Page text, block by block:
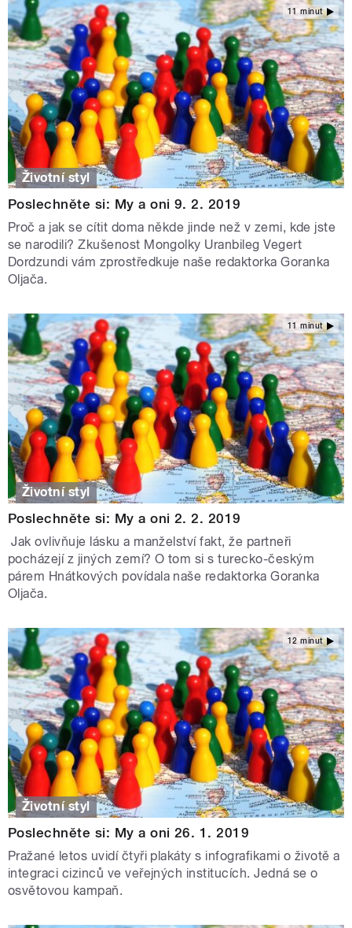
11 minut
Životní styl
Poslechněte si: My a oni 9. 2. 2019
Proč a jak se cítit doma někde jinde než v zemi, kde jste
se narodili? Zkušenost Mongolky Uranbileg Vegert
Dordzundi vám zprostředkuje naše redaktorka Goranka
Oljača.
11 minut
Životní styl
Poslechněte si: My a oni 2. 2. 2019
Jak ovlivňuje lásku a manželství fakt, že partneři
pocházejí z jiných zemí? O tom si s turecko-českým
párem Hnátkových povídala naše redaktorka Goranka
Oljača.
12 minut
Životní styl
Poslechněte si: My a oni 26. 1. 2019
Pražané letos uvidí čtyři plakáty s infografikami o životě a
integraci cizinců ve veřejných institucích. Jedná se o
osvětovou kampaň.